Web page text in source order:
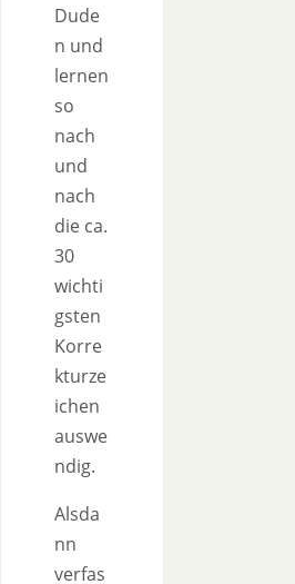
Dude
n und
lernen
so
nach
und
nach
die ca.
30
wichti
gsten
Korre
kturze
ichen
auswe
ndig.
Alsda
nn
verfas